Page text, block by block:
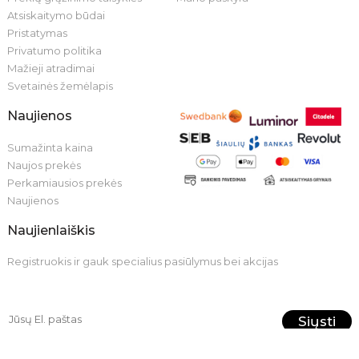
Atsiskaitymo būdai
Pristatymas
Privatumo politika
Mažieji atradimai
Svetainės žemėlapis
Naujienos
Sumažinta kaina
Naujos prekės
Perkamiausios prekės
Naujienos
Naujienlaiškis
Registruokis ir gauk specialius pasiūlymus bei akcijas
Siųsti